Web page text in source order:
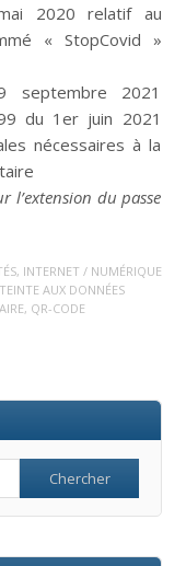
2020 relatif au
« StopCovid »
septembre 2021
du 1er juin 2021
nécessaires à la
l’extension du passe
, INTERNET / NUMÉRIQUE
AUX DONNÉES
, QR-CODE